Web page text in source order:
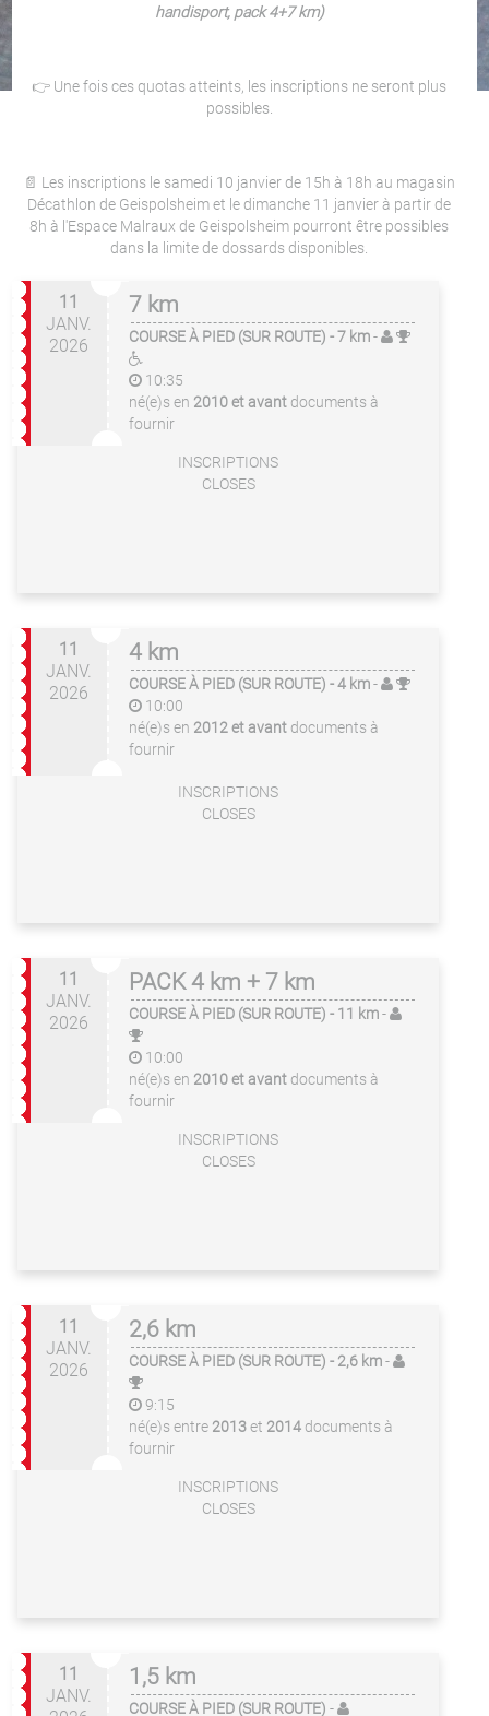
handisport, pack 4+7 km)
👉 Une fois ces quotas atteints, les inscriptions ne seront plus
possibles.
📄 Les inscriptions le samedi 10 janvier de 15h à 18h au magasin
Décathlon de Geispolsheim et le dimanche 11 janvier à partir de
8h à l'Espace Malraux de Geispolsheim pourront être possibles
dans la limite de dossards disponibles.
11
JANV.
2026
7 km
COURSE À PIED (SUR ROUTE) - 7 km-
10:35
né(e)s en 2010 et avant documents à
fournir
INSCRIPTIONS
CLOSES
11
JANV.
2026
4 km
COURSE À PIED (SUR ROUTE) - 4 km-
10:00
né(e)s en 2012 et avant documents à
fournir
INSCRIPTIONS
CLOSES
11
JANV.
2026
PACK 4 km + 7 km
COURSE À PIED (SUR ROUTE) - 11 km-
10:00
né(e)s en 2010 et avant documents à
fournir
INSCRIPTIONS
CLOSES
11
JANV.
2026
2,6 km
COURSE À PIED (SUR ROUTE) - 2,6 km-
9:15
né(e)s entre 2013et 2014 documents à
fournir
INSCRIPTIONS
CLOSES
11
JANV.
1,5 km
COURSE À PIED (SUR ROUTE) -